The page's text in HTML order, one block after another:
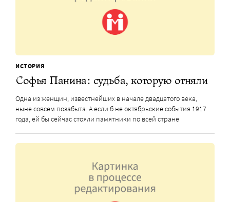
ИСТОРИЯ
Софья Панина: судьба, которую отняли
Одна из женщин, известнейших в начале двадцатого века,
ныне совсем позабыта. А если б не октябрьские события 1917
года, ей бы сейчас стояли памятники по всей стране